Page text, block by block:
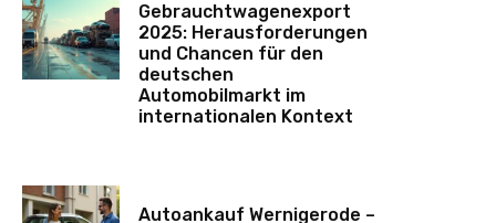
Gebrauchtwagenexport
2025: Herausforderungen
und Chancen für den
deutschen
Automobilmarkt im
internationalen Kontext
Autoankauf Wernigerode –